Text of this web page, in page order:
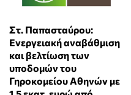
Στ. Παπασταύρου:
Ενεργειακή αναβάθμιση
και βελτίωση των
υποδομών του
Γηροκομείου Αθηνών με